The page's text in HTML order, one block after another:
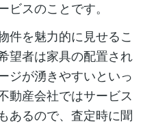
ビスのことです。
件を魅力的に見せるこ
望者は家具の配置され
ジが湧きやすいといっ
動産会社ではサービス
あるので、査定時に聞